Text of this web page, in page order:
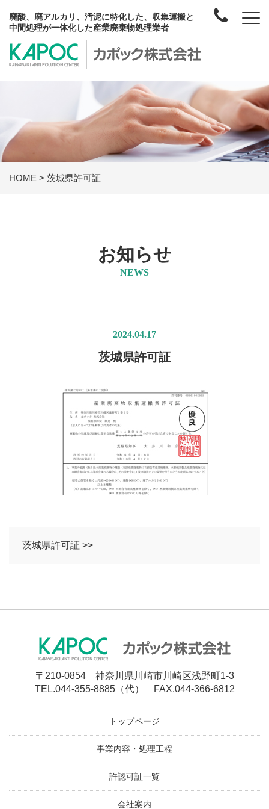
廃酸、廃アルカリ、汚泥に特化した、収集運搬と
中間処理が一体化した産業廃棄物処理業者
HOME > 茨城県許可証
お知らせ
NEWS
2024.04.17
茨城県許可証
茨城県許可証 >>
〒210-0854 神奈川県川崎市川崎区浅野町1-3
TEL.044-355-8885（代） FAX.044-366-6812
トップページ
事業内容・処理工程
許認可証一覧
会社案内